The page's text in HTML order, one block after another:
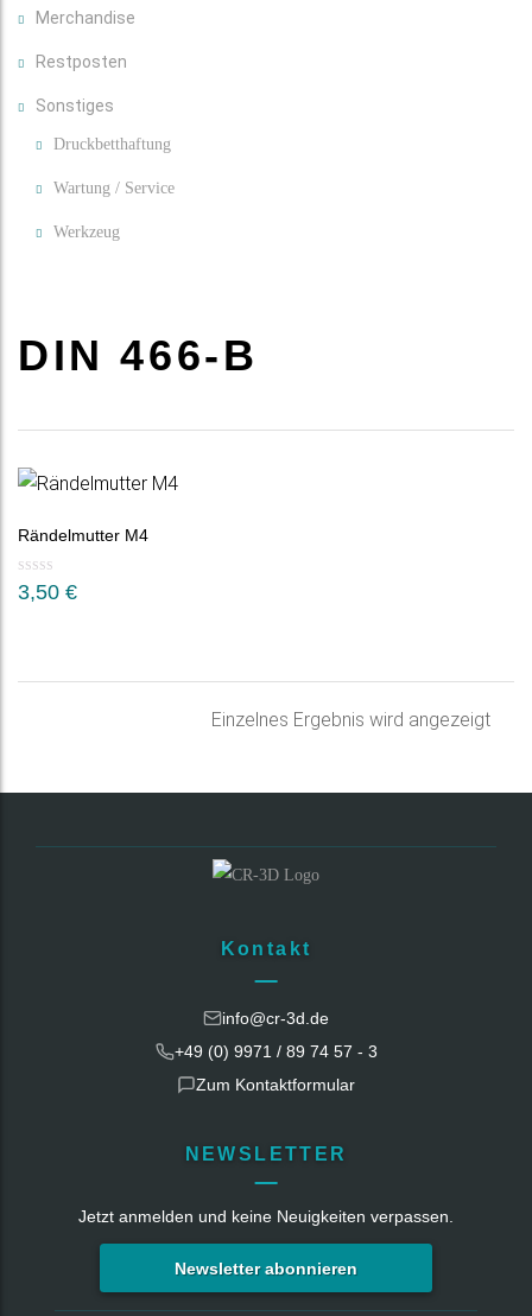
Merchandise
Restposten
Sonstiges
Druckbetthaftung
Wartung / Service
Werkzeug
DIN 466-B
Rändelmutter M4
3,50 €
Einzelnes Ergebnis wird angezeigt
Kontakt
info@cr-3d.de
+49 (0) 9971 / 89 74 57 - 3
Zum Kontaktformular
NEWSLETTER
Jetzt anmelden und keine Neuigkeiten verpassen.
Newsletter abonnieren